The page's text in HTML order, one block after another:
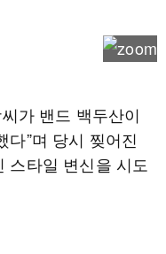
가 밴드 백두산이
다”며 당시 찢어진
스타일 변신을 시도